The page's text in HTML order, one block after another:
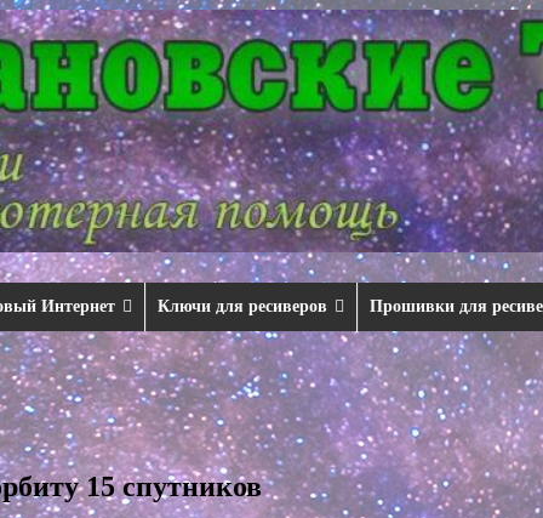
Интернет Ключи для ресиверов Прошивки для
15 спутников